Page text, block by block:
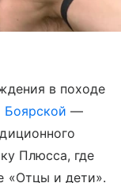
в походе
Боярской —
Плюсса, где
«Отцы и дети».